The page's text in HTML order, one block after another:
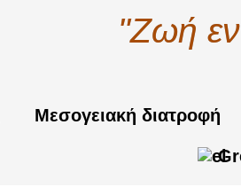
"Ζωή
Μεσογειακή διατροφή